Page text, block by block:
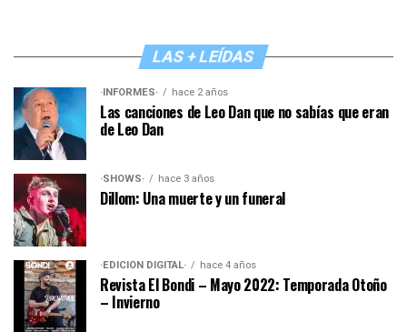
LAS + LEÍDAS
·INFORMES· hace 2 años
Las canciones de Leo Dan que no sabías que eran
de Leo Dan
·SHOWS· hace 3 años
Dillom: Una muerte y un funeral
·EDICIÓN DIGITAL· hace 4 años
Revista El Bondi – Mayo 2022: Temporada Otoño
– Invierno